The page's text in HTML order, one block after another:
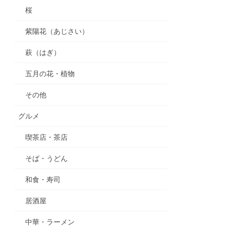
桜
紫陽花（あじさい）
萩（はぎ）
五月の花・植物
その他
グルメ
喫茶店・茶店
そば・うどん
和食・寿司
居酒屋
中華・ラーメン